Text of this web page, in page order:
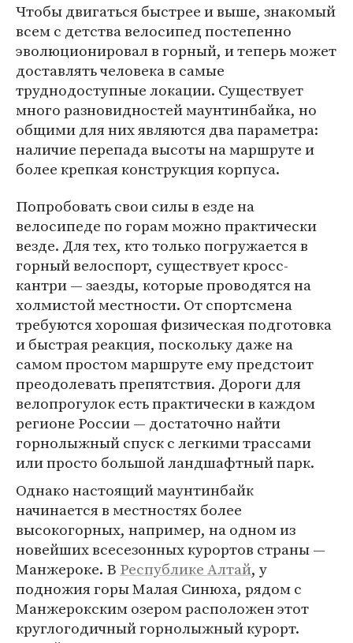
Чтобы двигаться быстрее и выше, знакомый
всем с детства велосипед постепенно
эволюционировал в горный, и теперь может
доставлять человека в самые
труднодоступные локации. Существует
много разновидностей маунтинбайка, но
общими для них являются два параметра:
наличие перепада высоты на маршруте и
более крепкая конструкция корпуса.
Попробовать свои силы в езде на
велосипеде по горам можно практически
везде. Для тех, кто только погружается в
горный велоспорт, существует кросс-
кантри — заезды, которые проводятся на
холмистой местности. От спортсмена
требуются хорошая физическая подготовка
и быстрая реакция, поскольку даже на
самом простом маршруте ему предстоит
преодолевать препятствия. Дороги для
велопрогулок есть практически в каждом
регионе России — достаточно найти
горнолыжный спуск с легкими трассами
или просто большой ландшафтный парк.
Однако настоящий маунтинбайк
начинается в местностях более
высокогорных, например, на одном из
новейших всесезонных курортов страны —
Манжероке. В Республике Алтай, у
подножия горы Малая Синюха, рядом с
Манжерокским озером расположен этот
круглогодичный горнолыжный курорт.